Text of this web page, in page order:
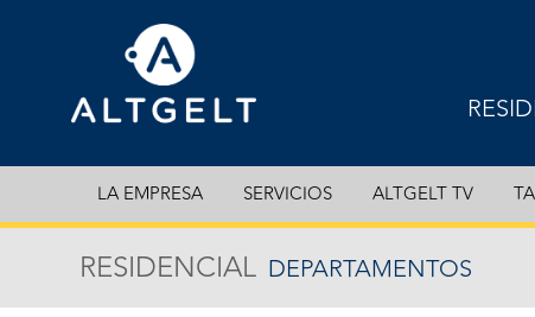
LA EMPRESA SERVICIOS ALTGELT TV
RESIDENCIAL DEPARTAMENTOS